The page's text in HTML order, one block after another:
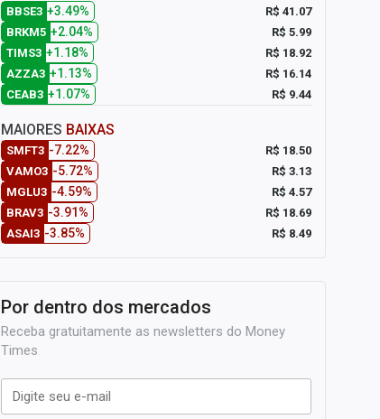
BBSE3 +3.49%
R$ 41.07
BRKM5 +2.04%
R$ 5.99
TIMS3 +1.18%
R$ 18.92
AZZA3 +1.13%
R$ 16.14
CEAB3 +1.07% R$ 9.44
MAIORES BAIXAS
SMFT3 -7.22%
R$ 18.50
VAMO3 -5.72%
R$ 3.13
MGLU3 -4.59%
R$ 4.57
BRAV3 -3.91%
R$ 18.69
ASAI3 -3.85% R$ 8.49
Por dentro dos mercados
Receba gratuitamente as newsletters do Money
Times